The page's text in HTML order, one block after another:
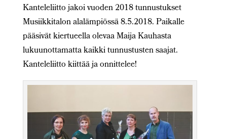
Kanteleliitto jakoi vuoden 2018 tunnustukset
Musiikkitalon alalämpiössä 8.5.2018. Paikalle
pääsivät kiertueella olevaa Maija Kauhasta
lukuunottamatta kaikki tunnustusten saajat.
Kanteleliitto kiittää ja onnittelee!